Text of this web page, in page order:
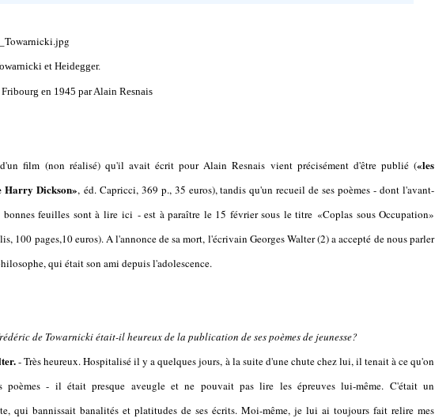
et Heidegger.
en 1945 par Alain Resnais
film (non réalisé) qu'il avait écrit pour Alain Resnais vient précisément d'être publié («les
Harry Dickson», éd. Capricci, 369 p., 35 euros), tandis qu'un recueil de ses poèmes - dont l'avant-
bonnes feuilles sont à lire ici - est à paraître le 15 février sous le titre «Coplas sous Occupation»
100 pages,10 euros). A l'annonce de sa mort, l'écrivain Georges Walter (2) a accepté de nous parler
qui était son ami depuis l'adolescence.
de Towarnicki était-il heureux de la publication de ses poèmes de jeunesse?
- Très heureux. Hospitalisé il y a quelques jours, à la suite d'une chute chez lui, il tenait à ce qu'on
poèmes - il était presque aveugle et ne pouvait pas lire les épreuves lui-même. C'était un
qui bannissait banalités et platitudes de ses écrits. Moi-même, je lui ai toujours fait relire mes